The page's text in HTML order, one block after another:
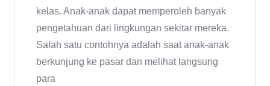
kelas. Anak-anak dapat memperoleh banyak
pengetahuan dari lingkungan sekitar mereka.
Salah satu contohnya adalah saat anak-anak
berkunjung ke pasar dan melihat langsung
para